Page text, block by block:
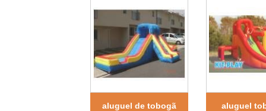
aluguel de tobogã
aluguel